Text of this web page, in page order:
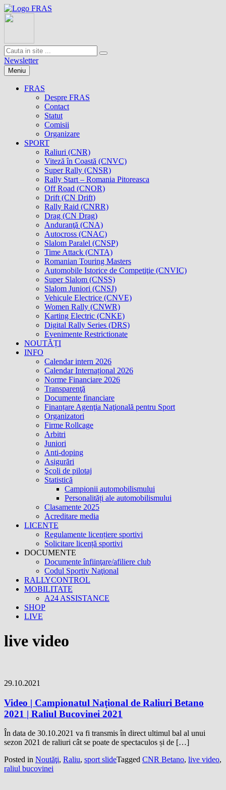
Newsletter
Meniu
FRAS
Despre FRAS
Contact
Statut
Comisii
Organizare
SPORT
Raliuri (CNR)
Viteză în Coastă (CNVC)
Super Rally (CNSR)
Rally Start – Romania Pitoreasca
Off Road (CNOR)
Drift (CN Drift)
Rally Raid (CNRR)
Drag (CN Drag)
Anduranţă (CNA)
Autocross (CNAC)
Slalom Paralel (CNSP)
Time Attack (CNTA)
Romanian Touring Masters
Automobile Istorice de Competiţie (CNVIC)
Super Slalom (CNSS)
Slalom Juniori (CNSJ)
Vehicule Electrice (CNVE)
Women Rally (CNWR)
Karting Electric (CNKE)
Digital Rally Series (DRS)
Evenimente Restrictionate
NOUTĂȚI
INFO
Calendar intern 2026
Calendar Internațional 2026
Norme Financiare 2026
Transparenţă
Documente financiare
Finanțare Agenţia Naţională pentru Sport
Organizatori
Firme Rollcage
Arbitri
Juniori
Anti-doping
Asigurări
Şcoli de pilotaj
Statistică
Campionii automobilismului
Personalități ale automobilismului
Clasamente 2025
Acreditare media
LICENȚE
Regulamente licențiere sportivi
Solicitare licență sportivi
DOCUMENTE
Documente înfiinţare/afiliere club
Codul Sportiv Naţional
RALLYCONTROL
MOBILITATE
A24 ASSISTANCE
SHOP
LIVE
live video
29.10.2021
Video | Campionatul Naţional de Raliuri Betano
2021 | Raliul Bucovinei 2021
În data de 30.10.2021 va fi transmis în direct ultimul bal al unui
sezon 2021 de raliuri cât se poate de spectaculos și de […]
Posted in Noutăţi, Raliu, sport slideTagged CNR Betano, live video,
raliul bucovinei